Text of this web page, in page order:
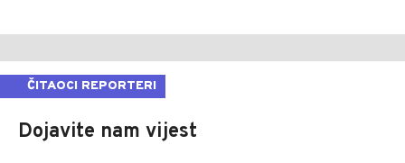
ČITAOCI REPORTERI
Dojavite nam vijest